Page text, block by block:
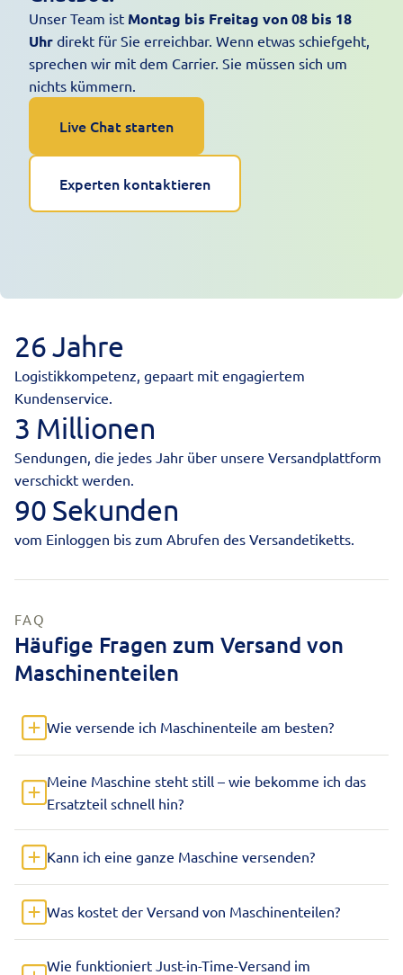
Unser Team ist Montag bis Freitag von 08 bis 18
Uhr direkt für Sie erreichbar. Wenn etwas schiefgeht,
sprechen wir mit dem Carrier. Sie müssen sich um
nichts kümmern.
Live Chat starten
Experten kontaktieren
26 Jahre
Logistikkompetenz, gepaart mit engagiertem
Kundenservice.
3 Millionen
Sendungen, die jedes Jahr über unsere Versandplattform
verschickt werden.
90 Sekunden
vom Einloggen bis zum Abrufen des Versandetiketts.
FAQ
Häufige Fragen zum Versand von
Maschinenteilen
Wie versende ich Maschinenteile am besten?
Meine Maschine steht still – wie bekomme ich das
Ersatzteil schnell hin?
Kann ich eine ganze Maschine versenden?
Was kostet der Versand von Maschinenteilen?
Wie funktioniert Just-in-Time-Versand im